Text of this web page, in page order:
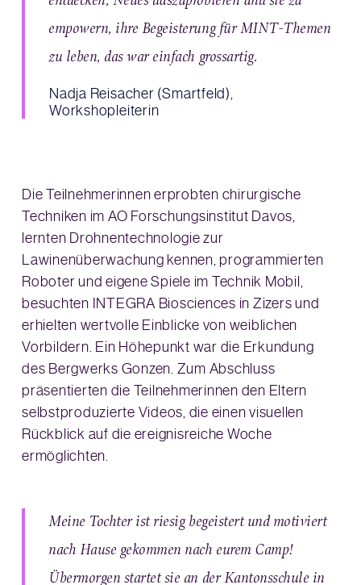
empowern, ihre Begeisterung für MINT-Themen
zu leben, das war einfach grossartig.
Nadja Reisacher (Smartfeld),
Workshopleiterin
Die Teilnehmerinnen erprobten chirurgische
Techniken im AO Forschungsinstitut Davos,
lernten Drohnentechnologie zur
Lawinenüberwachung kennen, programmierten
Roboter und eigene Spiele im Technik Mobil,
besuchten INTEGRA Biosciences in Zizers und
erhielten wertvolle Einblicke von weiblichen
Vorbildern. Ein Höhepunkt war die Erkundung
des Bergwerks Gonzen. Zum Abschluss
präsentierten die Teilnehmerinnen den Eltern
selbstproduzierte Videos, die einen visuellen
Rückblick auf die ereignisreiche Woche
ermöglichten.
Meine Tochter ist riesig begeistert und motiviert
nach Hause gekommen nach eurem Camp!
Übermorgen startet sie an der Kantonsschule in